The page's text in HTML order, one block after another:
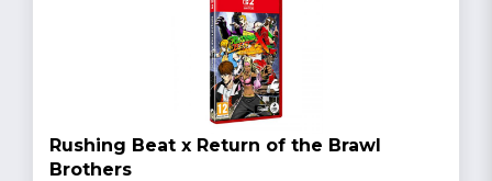
Rushing Beat x Return of the Brawl
Brothers